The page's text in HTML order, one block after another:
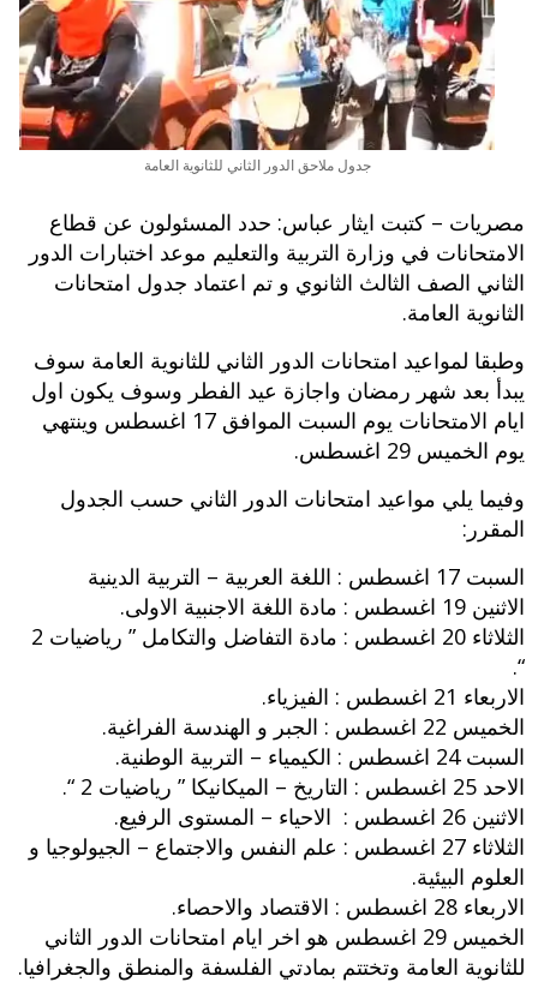
جدول ملاحق الدور الثاني للثانوية العامة
مصريات – كتبت ايثار عباس: حدد المسئولون عن قطاع
الامتحانات في وزارة التربية والتعليم موعد اختبارات الدور
الثاني الصف الثالث الثانوي و تم اعتماد جدول امتحانات
الثانوية العامة.
وطبقا لمواعيد امتحانات الدور الثاني للثانوية العامة سوف
يبدأ بعد شهر رمضان واجازة عيد الفطر وسوف يكون اول
ايام الامتحانات يوم السبت الموافق 17 اغسطس وينتهي
يوم الخميس 29 اغسطس.
وفيما يلي مواعيد امتحانات الدور الثاني حسب الجدول
المقرر:
السبت 17 اغسطس : اللغة العربية – التربية الدينية
الاثنين 19 اغسطس : مادة اللغة الاجنبية الاولى.
الثلاثاء 20 اغسطس : مادة التفاضل والتكامل ” رياضيات 2
“.
الاربعاء 21 اغسطس : الفيزياء.
الخميس 22 اغسطس : الجبر و الهندسة الفراغية.
السبت 24 اغسطس : الكيمياء – التربية الوطنية.
الاحد 25 اغسطس : التاريخ – الميكانيكا ” رياضيات 2 “.
الاثنين 26 اغسطس : الاحياء – المستوى الرفيع.
الثلاثاء 27 اغسطس : علم النفس والاجتماع – الجيولوجيا و
العلوم البيئية.
الاربعاء 28 اغسطس : الاقتصاد والاحصاء.
الخميس 29 اغسطس هو اخر ايام امتحانات الدور الثاني
للثانوية العامة وتختتم بمادتي الفلسفة والمنطق والجغرافيا.